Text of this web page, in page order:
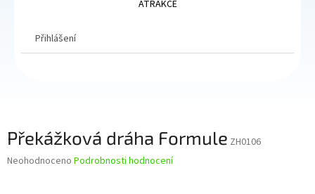
ATRAKCE
Přihlášení
Překážková dráha Formule ZH0106
Průměrné
Neohodnoceno Podrobnosti hodnocení